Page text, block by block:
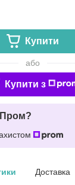
Купити
або
Купити з
Пром?
Доставка